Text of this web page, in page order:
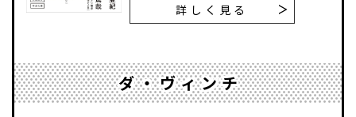
詳しく見る
ダ・ヴィンチ